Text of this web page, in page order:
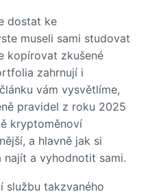
dostat ke
museli sami studovat
kopírovat zkušené
zahrnují i
vám vysvětlíme,
pravidel z roku 2025
kryptoměnoví
a hlavně jak si
a vyhodnotit sami.
službu takzvaného